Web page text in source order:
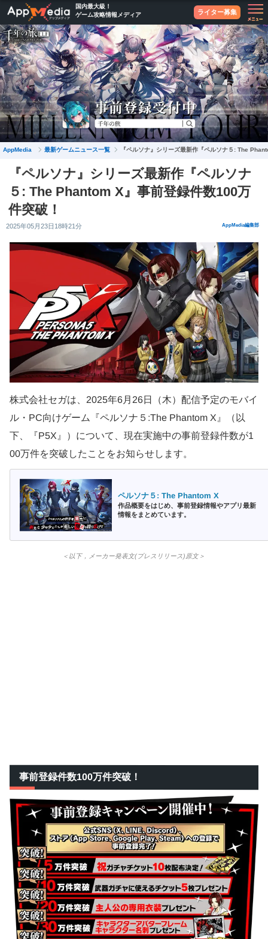
国内最大級！
ゲーム攻略情報メディア
ライター募集
AppMedia 最新ゲームニュース一覧 『ペルソナ』シリーズ最新作『ペルソナ５: The
『ペルソナ』シリーズ最新作『ペルソナ
５: The Phantom X』事前登録件数100万
件突破！
2025年05月23日18時21分 AppMedia編集部
株式会社セガは、2025年6月26日（木）配信予定のモバイ
ル・PC向けゲーム『ペルソナ５:The Phantom X』（以
下、『P5X』）について、現在実施中の事前登録件数が1
00万件を突破したことをお知らせします。
ペルソナ５: The Phantom X
作品概要をはじめ、事前登録情報やアプリ最新
情報をまとめています。
＜以下，メーカー発表文(プレスリリース)原文＞
事前登録件数100万件突破！